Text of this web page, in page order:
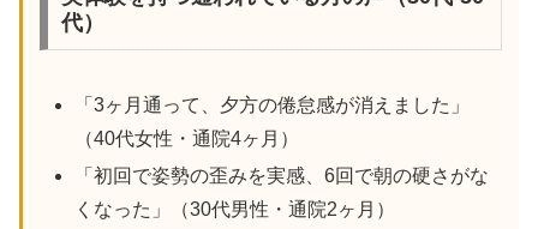
代）
「3ヶ月通って、夕方の倦怠感が消えました」
（40代女性・通院4ヶ月）
「初回で姿勢の歪みを実感、6回で朝の硬さがな
くなった」（30代男性・通院2ヶ月）